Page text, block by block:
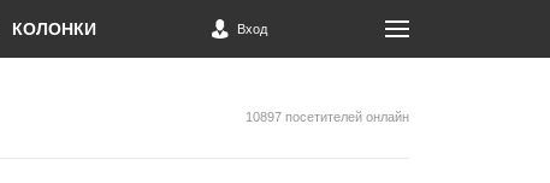
КОЛОНКИ Вход
10897 посетителей онлайн